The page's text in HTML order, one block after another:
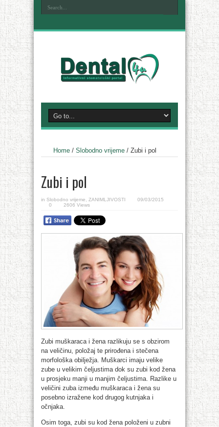
Home / Slobodno vrijeme / Zubi i pol
Zubi i pol
in Slobodno vrijeme ZANIMLJIVOSTI
09/03/2015
0
2606 Views
Zubi muškaraca i žena razlikuju se s obzirom
na veličinu, položaj te prirođena i stečena
morfološka obilježja. Muškarci imaju velike
zube u velikim čeljustima dok su zubi kod žena
u prosjeku manji u manjim čeljustima. Razlike u
veličini zuba između muškaraca i žena su
posebno izražene kod drugog kutnjaka i
očnjaka.
Osim toga, zubi su kod žena položeni u zubni